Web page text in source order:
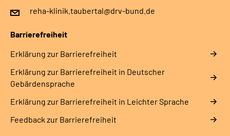
reha-klinik.taubertal@drv-bund.de
Barrierefreiheit
Erklärung zur Barrierefreiheit
Erklärung zur Barrierefreiheit in Deutscher
Gebärdensprache
Erklärung zur Barrierefreiheit in Leichter Sprache
Feedback zur Barrierefreiheit